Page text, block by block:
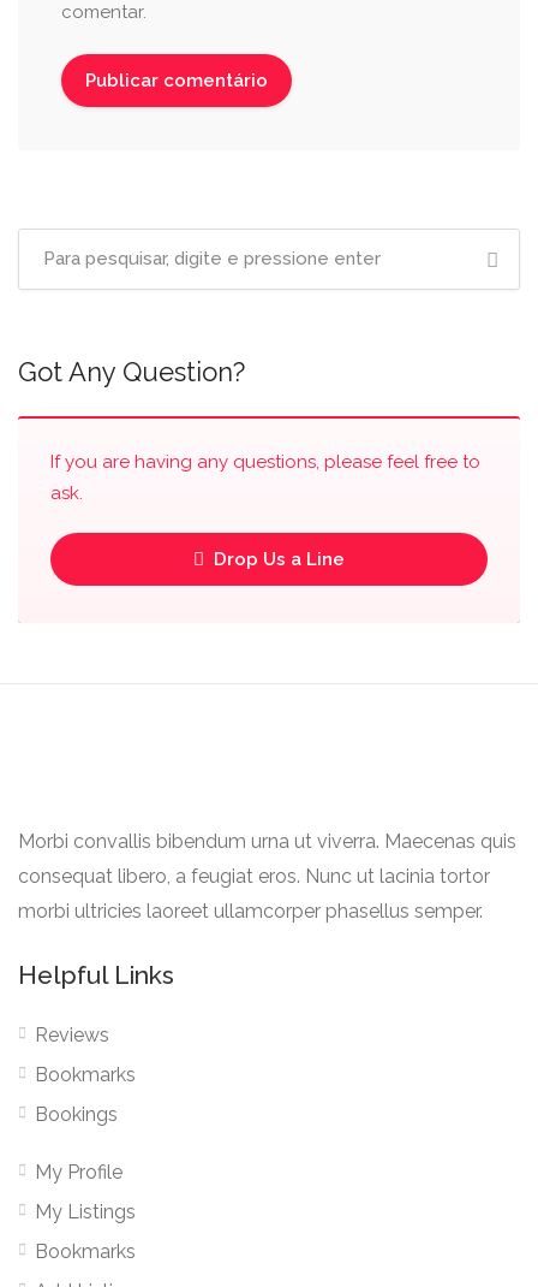
comentar.
Got Any Question?
If you are having any questions, please feel free to
ask.
Drop Us a Line
Morbi convallis bibendum urna ut viverra. Maecenas quis
consequat libero, a feugiat eros. Nunc ut lacinia tortor
morbi ultricies laoreet ullamcorper phasellus semper.
Helpful Links
Reviews
Bookmarks
Bookings
My Profile
My Listings
Bookmarks